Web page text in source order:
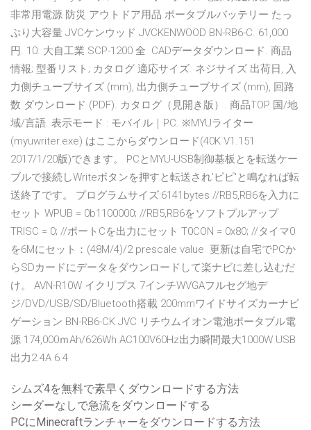
非常用電源 防災 アウトドア用品 ポータブルバッテリー たっ
ぷり大容量 JVCケンウッド JVCKENWOOD BN-RB6-C. 61,000
円. 10. 大自工業 SCP-1200 全 CADデータダウンロード. 商品
情報; 型番リスト; カタログ 適応サイズ. ネジサイズ 出荷日, 入
力側チューブサイズ (mm), 出力側チューブサイズ (mm), 回路
数 ダウンロード (PDF). カタログ（見開き版）. 商品TOP 国/地
域/言語. 表示モード : モバイル｜PC. ※MYUライター
(myuwriter.exe) はここからダウンロード(40K V1.151
2017/1/20版)できます。 PCとMYU-USB制御基板とを転送ケー
ブルで接続しWriteボタンを押すと転送され'ピピ'と鳴なれば転
送終了です。 プログラムサイズ:6141bytes //RB5,RB6を入力に
セット WPUB = 0b1100000; //RB5,RB6をソフトプルアップ
TRISC = 0; //ポートCを出力にセット T0CON = 0x80; //タイマ0
を6Mにセット：(48M/4)/2 prescale value 更新は自宅でPCか
らSDカードにデータをダウンロードして楽ナビに差し込むだ
け。 AVN-R10W イクリプス 7インチWVGAフルセグ地デ
ジ/DVD/USB/SD/Bluetooth搭載 200mmワイドサイズカーナビ
ゲーション BN-RB6-CK JVC リチウムイオン電池ポータブル電
源 174,000ｍAh/626Wh AC100V60Hz出力瞬間最大1000W USB
出力2.4A 6.4
シムズ4を無料で素早くダウンロードする方法
シーダーなしで急流をダウンロードする
PCにMinecraftランチャーをダウンロードする方法